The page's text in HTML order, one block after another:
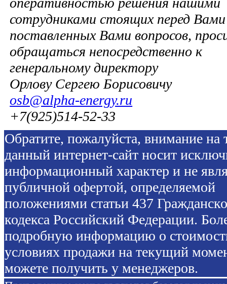
сотрудниками стоящих перед Вами
поставленных Вами вопросов,
обращаться непосредственно к
генеральному директору
Орлову Сергею Борисовичу
osb@alpha-energy.ru
+7(925)514-52-33
Обратите, пожалуйста, внимание на
данный интернет-сайт носит
информационный характер и не
публичной офертой, определяемой
положениями статьи 437
кодекса Российский Федерации.
подробную информацию о
условиях продажи на текущий
можете получить у менеджеров.